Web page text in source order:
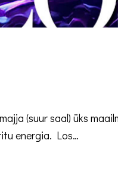
(suur saal) üks
energia. Los…